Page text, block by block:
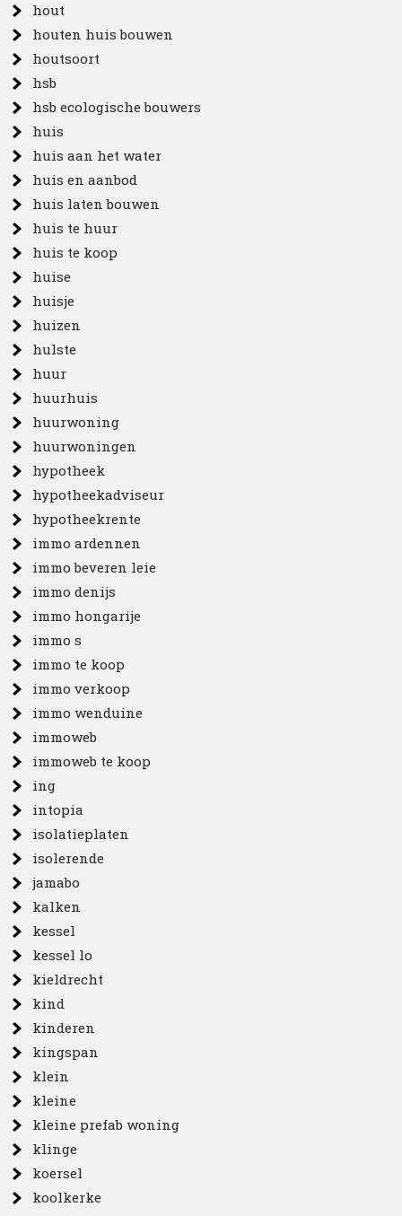
hout
houten huis bouwen
houtsoort
hsb
hsb ecologische bouwers
huis
huis aan het water
huis en aanbod
huis laten bouwen
huis te huur
huis te koop
huise
huisje
huizen
hulste
huur
huurhuis
huurwoning
huurwoningen
hypotheek
hypotheekadviseur
hypotheekrente
immo ardennen
immo beveren leie
immo denijs
immo hongarije
immo s
immo te koop
immo verkoop
immo wenduine
immoweb
immoweb te koop
ing
intopia
isolatieplaten
isolerende
jamabo
kalken
kessel
kessel lo
kieldrecht
kind
kinderen
kingspan
klein
kleine
kleine prefab woning
klinge
koersel
koolkerke